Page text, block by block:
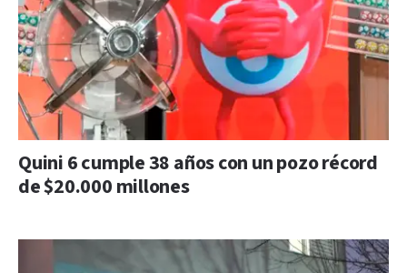
Quini 6 cumple 38 años con un pozo récord
de $20.000 millones